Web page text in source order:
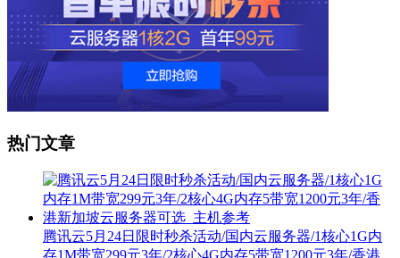
热门文章
腾讯云5月24日限时秒杀活动/国内云服务器/1核心1G内